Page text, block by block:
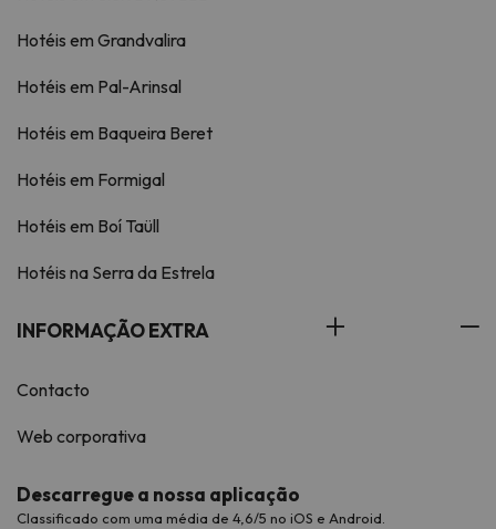
Hotéis em Grandvalira
Hotéis em Pal-Arinsal
Hotéis em Baqueira Beret
Hotéis em Formigal
Hotéis em Boí Taüll
Hotéis na Serra da Estrela
INFORMAÇÃO EXTRA
Contacto
Web corporativa
Descarregue a nossa aplicação
Classificado com uma média de 4,6/5 no iOS e Android.